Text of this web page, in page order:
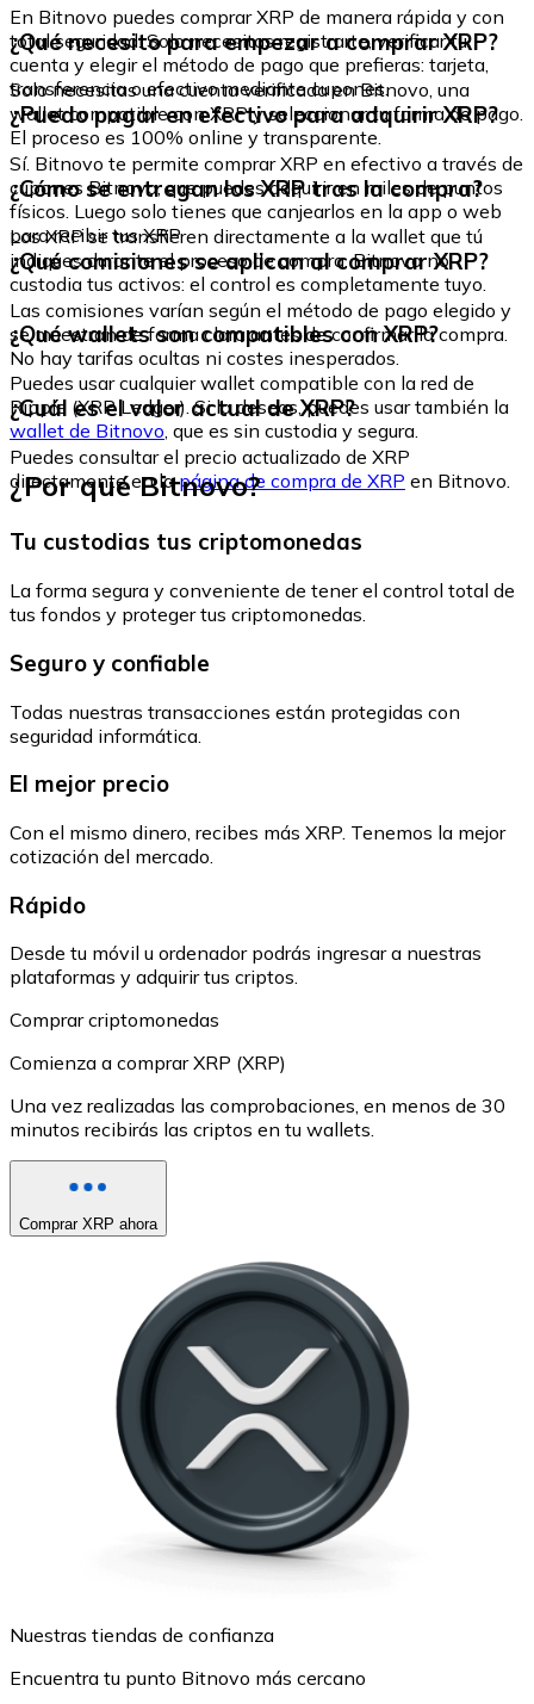
En Bitnovo puedes comprar XRP de manera rápida y con
total seguridad. Solo necesitas registrarte, verificar tu
cuenta y elegir el método de pago que prefieras: tarjeta,
transferencia o efectivo mediante cupones.
¿Qué necesito para empezar a comprar XRP?
Solo necesitas una cuenta verificada en Bitnovo, una
wallet compatible con XRP y seleccionar tu forma de pago.
El proceso es 100% online y transparente.
¿Puedo pagar en efectivo para adquirir XRP?
Sí. Bitnovo te permite comprar XRP en efectivo a través de
cupones Bitnovo, que puedes adquirir en miles de puntos
físicos. Luego solo tienes que canjearlos en la app o web
para recibir tus XRP
¿Cómo se entregan los XRP tras la compra?
Los XRP se transfieren directamente a la wallet que tú
indiques durante el proceso de compra. Bitnovo no
custodia tus activos: el control es completamente tuyo.
¿Qué comisiones se aplican al comprar XRP?
Las comisiones varían según el método de pago elegido y
se muestran de forma clara antes de confirmar la compra.
No hay tarifas ocultas ni costes inesperados.
¿Qué wallets son compatibles con XRP?
Puedes usar cualquier wallet compatible con la red de
Ripple (XRP Ledger). Si lo deseas, puedes usar también la
wallet de Bitnovo, que es sin custodia y segura.
¿Cuál es el valor actual de XRP?
Puedes consultar el precio actualizado de XRP
directamente en lapágina de compra de XRP en Bitnovo.
¿Por qué Bitnovo?
Tu custodias tus criptomonedas
La forma segura y conveniente de tener el control total de
tus fondos y proteger tus criptomonedas.
Seguro y confiable
Todas nuestras transacciones están protegidas con
seguridad informática.
El mejor precio
Con el mismo dinero, recibes más XRP. Tenemos la mejor
cotización del mercado.
Rápido
Desde tu móvil u ordenador podrás ingresar a nuestras
plataformas y adquirir tus criptos.
Comprar criptomonedas
Comienza a comprar XRP (XRP)
Una vez realizadas las comprobaciones, en menos de 30
minutos recibirás las criptos en tu wallets.
Comprar XRP ahora
Nuestras tiendas de confianza
Encuentra tu punto Bitnovo más cercano